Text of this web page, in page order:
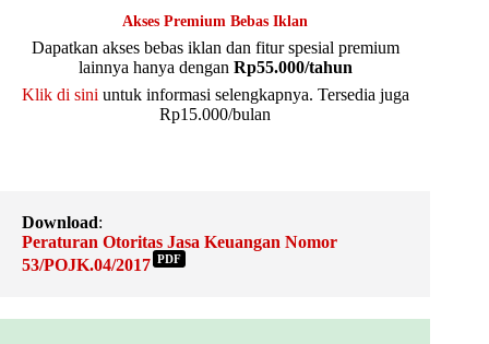
Akses Premium Bebas Iklan
Dapatkan akses bebas iklan dan fitur spesial premium
lainnya hanya dengan Rp55.000/tahun
Klik di sini untuk informasi selengkapnya. Tersedia juga
Rp15.000/bulan
Download:
Peraturan Otoritas Jasa Keuangan Nomor
53/POJK.04/2017 PDF